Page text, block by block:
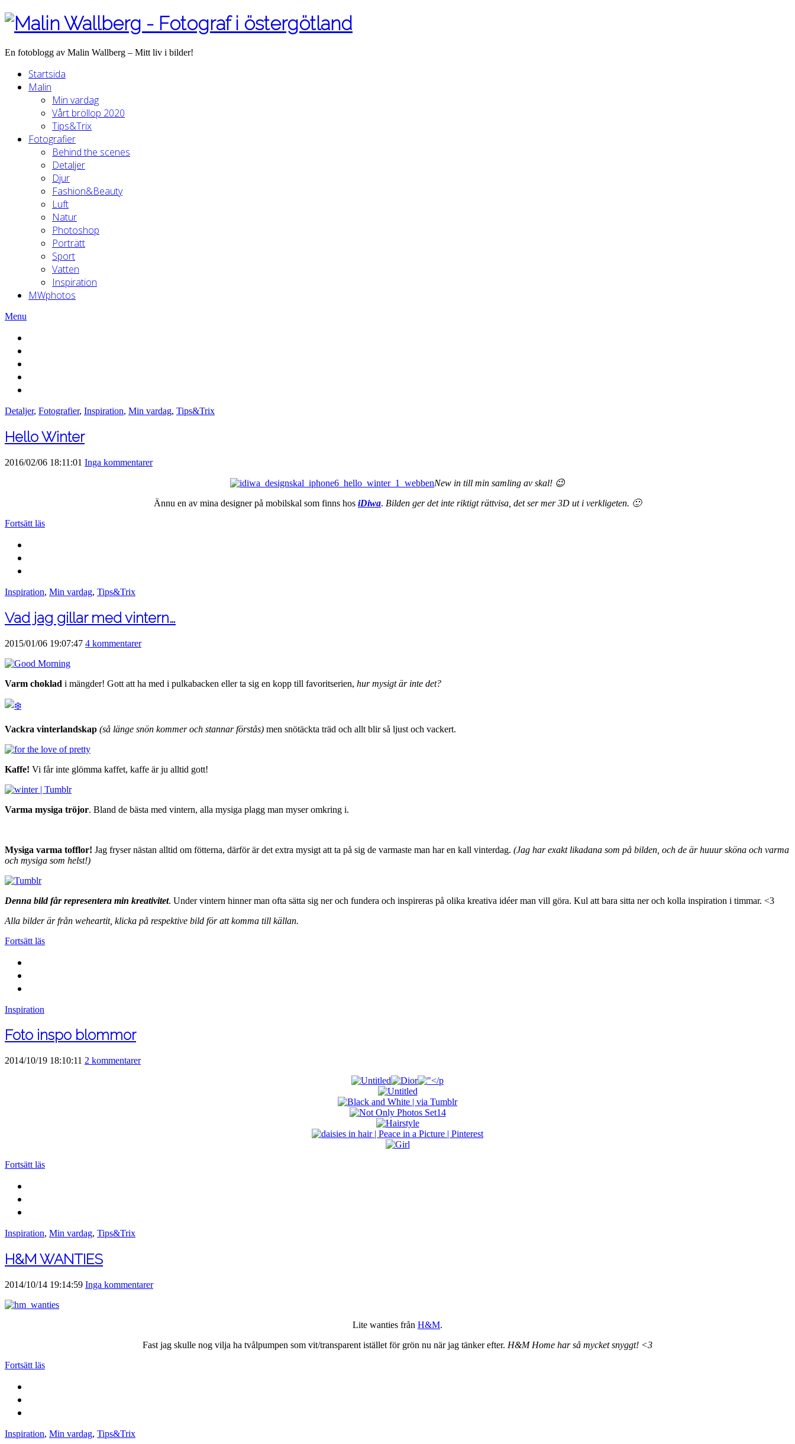
En fotoblogg av Malin Wallberg – Mitt liv i bilder!
Startsida
Malin
Min vardag
Vårt bröllop 2020
Tips&Trix
Fotografier
Behind the scenes
Detaljer
Djur
Fashion&Beauty
Luft
Natur
Photoshop
Porträtt
Sport
Vatten
Inspiration
MWphotos
Menu
Detaljer, Fotografier, Inspiration, Min vardag, Tips&Trix
Hello Winter
2016/02/06 18:11:01 Inga kommentarer
New in till min samling av skal! 😉
Ännu en av mina designer på mobilskal som finns hos iDiwa. Bilden ger det inte riktigt rättvisa, det ser mer 3D ut i verkligeten. 🙂
Fortsätt läs
Inspiration, Min vardag, Tips&Trix
Vad jag gillar med vintern…
2015/01/06 19:07:47 4 kommentarer
Varm choklad i mängder! Gott att ha med i pulkabacken eller ta sig en kopp till favoritserien, hur mysigt är inte det?
Vackra vinterlandskap (så länge snön kommer och stannar förstås) men snötäckta träd och allt blir så ljust och vackert.
Kaffe! Vi får inte glömma kaffet, kaffe är ju alltid gott!
Varma mysiga tröjor. Bland de bästa med vintern, alla mysiga plagg man myser omkring i.
Mysiga varma tofflor! Jag fryser nästan alltid om fötterna, därför är det extra mysigt att ta på sig de varmaste man har en kall vinterdag. (Jag har exakt likadana som på bilden, och de är huuur sköna och varma
och mysiga som helst!)
Denna bild får representera min kreativitet. Under vintern hinner man ofta sätta sig ner och fundera och inspireras på olika kreativa idéer man vill göra. Kul att bara sitta ner och kolla inspiration i timmar. <3
Alla bilder är från weheartit, klicka på respektive bild för att komma till källan.
Fortsätt läs
Inspiration
Foto inspo blommor
2014/10/19 18:10:11 2 kommentarer
Fortsätt läs
Inspiration, Min vardag, Tips&Trix
H&M WANTIES
2014/10/14 19:14:59 Inga kommentarer
Lite wanties från H&M.
Fast jag skulle nog vilja ha tvålpumpen som vit/transparent istället för grön nu när jag tänker efter. H&M Home har så mycket snyggt! <3
Fortsätt läs
Inspiration, Min vardag, Tips&Trix